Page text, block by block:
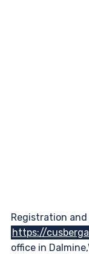
Registration
https://
office in